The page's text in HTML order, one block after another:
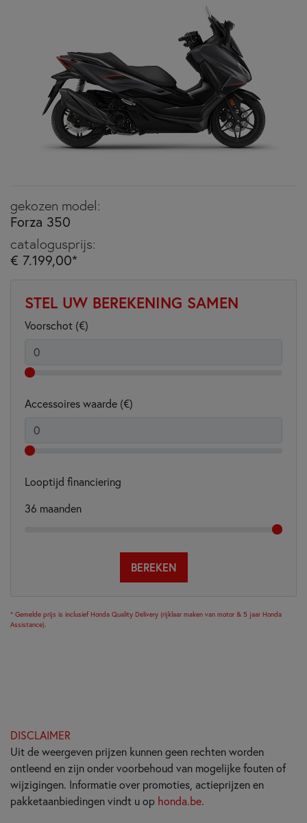
gekozen model:
Forza 350
catalogusprijs:
€ 7.199,00*
STEL UW BEREKENING SAMEN
Voorschot (€)
Accessoires waarde (€)
Looptijd financiering
36 maanden
BEREKEN
* Gemelde prijs is inclusief Honda Quality Delivery (rijklaar maken van motor & 5 jaar Honda
Assistance).
DISCLAIMER
Uit de weergeven prijzen kunnen geen rechten worden
ontleend en zijn onder voorbehoud van mogelijke fouten of
wijzigingen. Informatie over promoties, actieprijzen en
pakketaanbiedingen vindt u op honda.be.